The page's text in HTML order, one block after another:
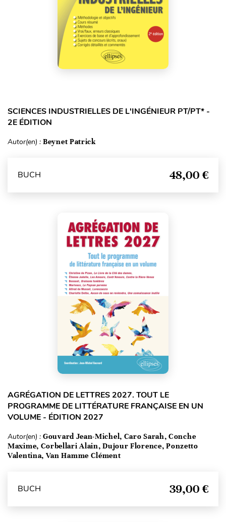
SCIENCES INDUSTRIELLES DE L'INGÉNIEUR PT/PT* -
2E ÉDITION
Autor(en) : Beynet Patrick
BUCH 48,00 €
AGRÉGATION DE LETTRES 2027. TOUT LE
PROGRAMME DE LITTÉRATURE FRANÇAISE EN UN
VOLUME - ÉDITION 2027
Autor(en) : Gouvard Jean-Michel, Caro Sarah, Conche
Maxime, Corbellari Alain, Dujour Florence, Ponzetto
Valentina, Van Hamme Clément
BUCH 39,00 €